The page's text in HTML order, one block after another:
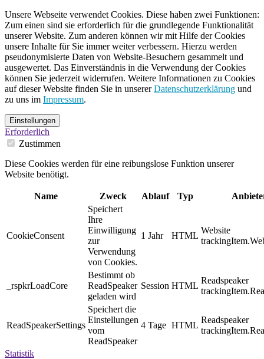
Unsere Webseite verwendet Cookies. Diese haben zwei Funktionen:
Zum einen sind sie erforderlich für die grundlegende Funktionalität
unserer Website. Zum anderen können wir mit Hilfe der Cookies
unsere Inhalte für Sie immer weiter verbessern. Hierzu werden
pseudonymisierte Daten von Website-Besuchern gesammelt und
ausgewertet. Das Einverständnis in die Verwendung der Cookies
können Sie jederzeit widerrufen. Weitere Informationen zu Cookies
auf dieser Website finden Sie in unsererDatenschutzerklärung und
zu uns im Impressum.
Einstellungen
Erforderlich
Zustimmen
Diese Cookies werden für eine reibungslose Funktion unserer
Website benötigt.
Name Zweck Ablauf Typ
CookieConsent
Speichert
Ihre
Einwilligung
zur
Verwendung
von Cookies.
1 Jahr HTML
Website
_rspkrLoadCore
Bestimmt ob
ReadSpeaker
geladen wird
Session HTML
Readspeaker
ReadSpeakerSettings
Speichert die
Einstellungen
vom
ReadSpeaker
4 Tage HTML
Readspeaker
Statistik